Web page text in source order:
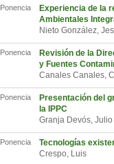
Ponencia
Experiencia de la
Ambientales
Nieto González,
Ponencia
Revisión de la
y Fuentes
Canales Canales,
Ponencia
Presentación del
la IPPC
Granja Devós,
Ponencia
Tecnologías
Crespo, Luis